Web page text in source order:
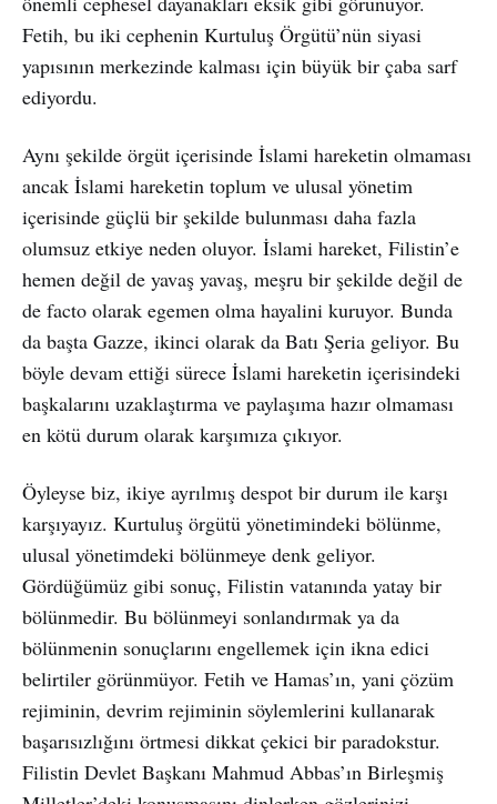
Fetih, bu iki cephenin Kurtuluş Örgütü’nün siyasi
yapısının merkezinde kalması için büyük bir çaba sarf
ediyordu.
Aynı şekilde örgüt içerisinde İslami hareketin olmaması
ancak İslami hareketin toplum ve ulusal yönetim
içerisinde güçlü bir şekilde bulunması daha fazla
olumsuz etkiye neden oluyor. İslami hareket, Filistin’e
hemen değil de yavaş yavaş, meşru bir şekilde değil de
de facto olarak egemen olma hayalini kuruyor. Bunda
da başta Gazze, ikinci olarak da Batı Şeria geliyor. Bu
böyle devam ettiği sürece İslami hareketin içerisindeki
başkalarını uzaklaştırma ve paylaşıma hazır olmaması
en kötü durum olarak karşımıza çıkıyor.
Öyleyse biz, ikiye ayrılmış despot bir durum ile karşı
karşıyayız. Kurtuluş örgütü yönetimindeki bölünme,
ulusal yönetimdeki bölünmeye denk geliyor.
Gördüğümüz gibi sonuç, Filistin vatanında yatay bir
bölünmedir. Bu bölünmeyi sonlandırmak ya da
bölünmenin sonuçlarını engellemek için ikna edici
belirtiler görünmüyor. Fetih ve Hamas’ın, yani çözüm
rejiminin, devrim rejiminin söylemlerini kullanarak
başarısızlığını örtmesi dikkat çekici bir paradokstur.
Filistin Devlet Başkanı Mahmud Abbas’ın Birleşmiş